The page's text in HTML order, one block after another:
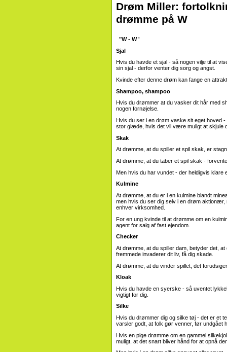
Drøm Miller:
drømme på W
"W - W '
Sjal
Hvis du havde et sjal - så nogen vilje til at
sin sjal - derfor venter dig sorg og angst.
Kvinde efter denne drøm kan fange en
Shampoo, shampoo
Hvis du drømmer at du vasker dit hår med
nogen fornøjelse.
Hvis du ser i en drøm vaske sit eget hoved
stor glæde, hvis det vil være muligt at skjule
Skak
At drømme, at du spiller et spil skak, er
At drømme, at du taber et spil skak -
Men hvis du har vundet - der heldigvis klare
Kulmine
At drømme, at du er i en kulmine blandt
men hvis du ser dig selv i en drøm aktionær,
enhver virksomhed.
For en ung kvinde til at drømme om en
agent for salg af fast ejendom.
Checker
At drømme, at du spiller dam, betyder det,
fremmede invaderer dit liv, få dig skade.
At drømme, at du vinder spillet, det
Kloak
Hvis du havde en syerske - så uventet
vigtigt for dig.
Silke
Hvis du drømmer dig og silke tøj - det er et
varsler godt, at folk gør venner, før undgået
Hvis en pige drømme om en gammel
muligt, at det snart bliver hånd for at opnå